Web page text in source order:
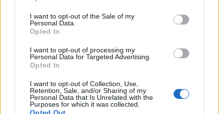
use your data for below specified purposes in below Google
consent section.
I want to opt-out of the Sale of my
Personal Data.
Opted In
I want to opt-out of processing my
Personal Data for Targeted Advertising.
Opted In
I want to opt-out of Collection, Use,
Retention, Sale, and/or Sharing of my
Personal Data that Is Unrelated with the
Purposes for which it was collected.
ΑΣΕΠ: Εξ αποστάσεως η πιο Εύκολη
Πιστοποίηση Υπολογιστών σε 2
μέρες